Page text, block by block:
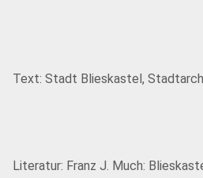
Text: Stadt Blieskastel,
Literatur: Franz J. Much: